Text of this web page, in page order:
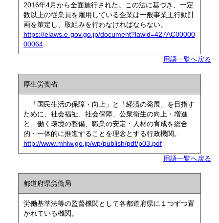
2016年4月から全面施行された。この法に基づき、一定
数以上の従業員を雇用している企業は一般事業主行動計
画を策定し、取組みを行わなければならない。
https://elaws.e-gov.go.jp/document?lawid=427AC00000
00064
用語一覧へ戻る
厚生労働省
「国民生活の保障・向上」と「経済の発展」を目指す
ために、社会福祉、社会保障、公衆衛生の向上・増進
と、働く環境の整備、職業の安定・人材の育成を総合
的・一体的に推進することを理念とする行政機関。
http://www.mhlw.go.jp/wp/publish/pdf/p03.pdf
用語一覧へ戻る
都道府県労働局
労働基準法等の監督機関として各都道府県に１つずつ置
かれている機関。